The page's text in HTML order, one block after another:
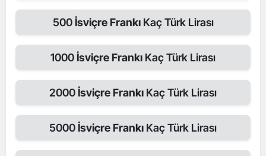
500İsviçre FrankıKaç Türk Lirası
1000İsviçre Frankı Kaç Türk Lirası
2000İsviçre Frankı Kaç Türk Lirası
5000İsviçre Frankı Kaç Türk Lirası